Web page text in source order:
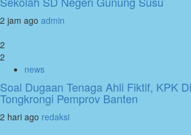
2 jam ago admin
2
2
news
Soal Dugaan Tenaga Ahli Fiktif, KPK
Tongkrongi Pemprov Banten
2 hari ago redaksi